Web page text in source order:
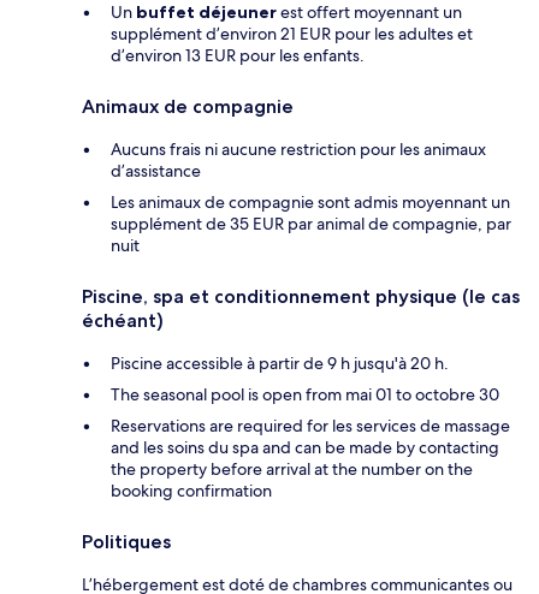
Un buffet déjeunerest offert moyennant un
supplément d’environ 21 EUR pour les adultes et
d’environ 13 EUR pour les enfants.
Animaux de compagnie
Aucuns frais ni aucune restriction pour les animaux
d’assistance
Les animaux de compagnie sont admis moyennant un
supplément de 35 EUR par animal de compagnie, par
nuit
Piscine, spa et conditionnement physique (le cas
échéant)
Piscine accessible à partir de 9 h jusqu'à 20 h.
The seasonal pool is open from mai 01 to octobre 30
Reservations are required for les services de massage
and les soins du spa and can be made by contacting
the property before arrival at the number on the
booking confirmation
Politiques
L’hébergement est doté de chambres communicantes ou